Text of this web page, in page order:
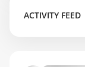
ACTIVITY FEED